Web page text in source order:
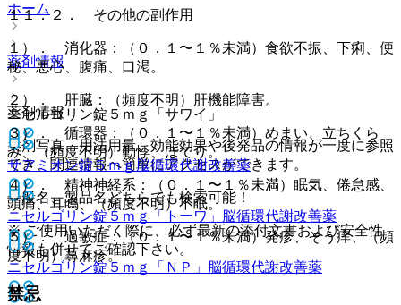
ホーム
薬剤情報
ニセルゴリン錠５ｍｇ「サワイ」
サアミオン錠５ｍｇ脳循環代謝改善薬
ニセルゴリン錠５ｍｇ「トーワ」 脳循環代謝改善薬
ニセルゴリン錠５ｍｇ「ＮＰ」 脳循環代謝改善薬
１１．２． その他の副作用
１）． 消化器：（０．１〜１％未満）食欲不振、下痢、便
秘、悪心、腹痛、口渇。
２）． 肝臓：（頻度不明）肝機能障害。
３）． 循環器：（０．１〜１％未満）めまい、立ちくら
み、（頻度不明）動悸、ほてり。
４）． 精神神経系：（０．１〜１％未満）眠気、倦怠感、
頭痛、耳鳴、（頻度不明）不眠。
５）． 過敏症：（０．１〜１％未満）発疹、そう痒、（頻
度不明）蕁麻疹。
禁忌
薬剤情報
薬剤写真、用法用量、効能効果や後発品の情報が一度に参照
でき、関連情報へ簡単にアクセスができます。
一般名、製品名どちらでも検索可能！
※ ご使用いただく際に、必ず最新の添付文書および安全性
情報も併せてご確認下さい。